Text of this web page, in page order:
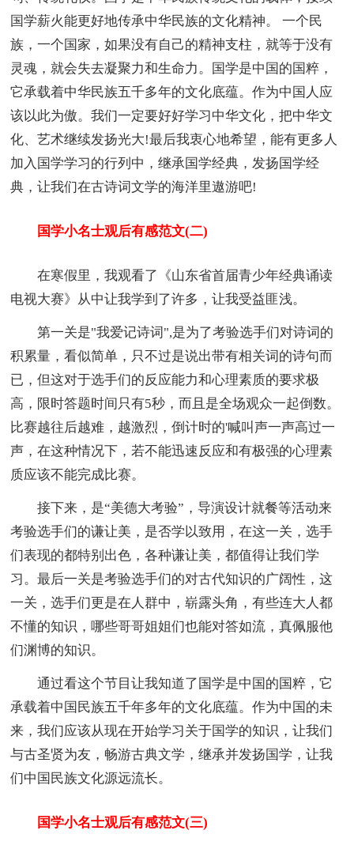
国学薪火能更好地传承中华民族的文化精神。 一个民
族，一个国家，如果没有自己的精神支柱，就等于没有
灵魂，就会失去凝聚力和生命力。国学是中国的国粹，
它承载着中华民族五千多年的文化底蕴。作为中国人应
该以此为傲。我们一定要好好学习中华文化，把中华文
化、艺术继续发扬光大!最后我衷心地希望，能有更多人
加入国学学习的行列中，继承国学经典，发扬国学经
典，让我们在古诗词文学的海洋里遨游吧!
国学小名士观后有感范文(二)
在寒假里，我观看了《山东省首届青少年经典诵读
电视大赛》从中让我学到了许多，让我受益匪浅。
第一关是"我爱记诗词",是为了考验选手们对诗词的
积累量，看似简单，只不过是说出带有相关词的诗句而
已，但这对于选手们的反应能力和心理素质的要求极
高，限时答题时间只有5秒，而且是全场观众一起倒数。
比赛越往后越难，越激烈，倒计时的'喊叫声一声高过一
声，在这种情况下，若不能迅速反应和有极强的心理素
质应该不能完成比赛。
接下来，是“美德大考验”，导演设计就餐等活动来
考验选手们的谦让美，是否学以致用，在这一关，选手
们表现的都特别出色，各种谦让美，都值得让我们学
习。最后一关是考验选手们的对古代知识的广阔性，这
一关，选手们更是在人群中，崭露头角，有些连大人都
不懂的知识，哪些哥哥姐姐们也能对答如流，真佩服他
们渊博的知识。
通过看这个节目让我知道了国学是中国的国粹，它
承载着中国民族五千年多年的文化底蕴。作为中国的未
来，我们应该从现在开始学习关于国学的知识，让我们
与古圣贤为友，畅游古典文学，继承并发扬国学，让我
们中国民族文化源远流长。
国学小名士观后有感范文(三)